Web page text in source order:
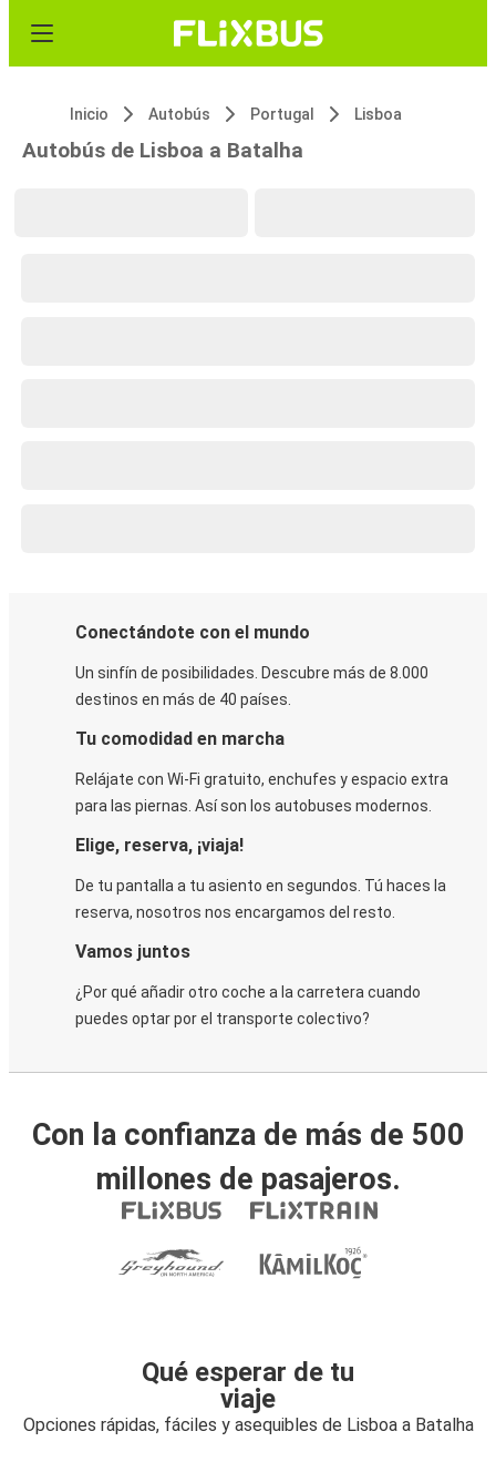
Inicio Autobús Portugal Lisboa
Autobús de Lisboa a Batalha
Conectándote con el mundo
Un sinfín de posibilidades. Descubre más de 8.000
destinos en más de 40 países.
Tu comodidad en marcha
Relájate con Wi-Fi gratuito, enchufes y espacio extra
para las piernas. Así son los autobuses modernos.
Elige, reserva, ¡viaja!
De tu pantalla a tu asiento en segundos. Tú haces la
reserva, nosotros nos encargamos del resto.
Vamos juntos
¿Por qué añadir otro coche a la carretera cuando
puedes optar por el transporte colectivo?
Con la confianza de más de 500
millones de pasajeros.
Qué esperar de tu
viaje
Opciones rápidas, fáciles y asequibles de Lisboa a Batalha